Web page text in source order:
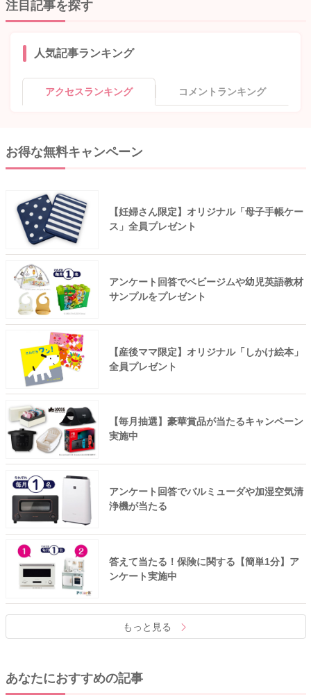
注目記事を探す
人気記事ランキング
アクセスランキング コメントランキング
お得な無料キャンペーン
【妊婦さん限定】オリジナル「母子手帳ケー
ス」全員プレゼント
アンケート回答でベビージムや幼児英語教材
サンプルをプレゼント
【産後ママ限定】オリジナル「しかけ絵本」
全員プレゼント
【毎月抽選】豪華賞品が当たるキャンペーン
実施中
アンケート回答でバルミューダや加湿空気清
浄機が当たる
答えて当たる！保険に関する【簡単1分】ア
ンケート実施中
もっと見る
あなたにおすすめの記事